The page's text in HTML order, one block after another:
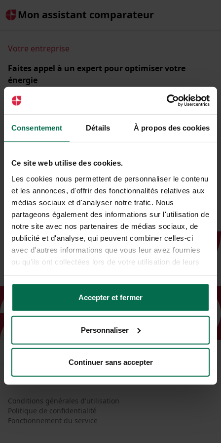
Consentement Détails À propos des cookies
Ce site web utilise des cookies.
Les cookies nous permettent de personnaliser le contenu
et les annonces, d'offrir des fonctionnalités relatives aux
médias sociaux et d'analyser notre trafic. Nous
partageons également des informations sur l'utilisation de
notre site avec nos partenaires de médias sociaux, de
publicité et d'analyse, qui peuvent combiner celles-ci
avec d'autres informations que vous leur avez fournies
ou qu'ils ont collectées lors de votre utilisation de leurs
Accepter et fermer
Personnaliser
Continuer sans accepter
Mon assistant comparateur
Votre entreprise
Faites appel à un expert pour optimiser votre
énergie
Comparez les offres d'énergie de + de 30 fournisseurs
partenaires et réduisez la facture de votre entreprise.
Raison sociale ou SIREN
C'est parti !
Conditions générales d'utilisation
Politique de confidentialité
Fonctionnement du service